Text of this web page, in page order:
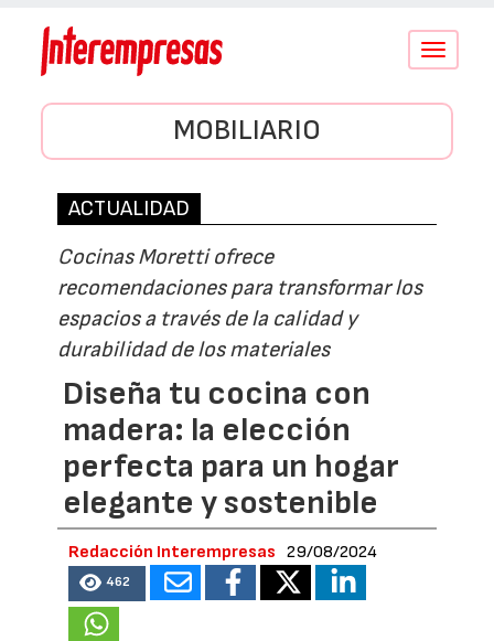
Conmutar
MOBILIARIO
ACTUALIDAD
Cocinas Moretti ofrece
recomendaciones para transformar los
espacios a través de la calidad y
durabilidad de los materiales
Diseña tu cocina con
madera: la elección
perfecta para un hogar
elegante y sostenible
Redacción Interempresas 29/08/2024
462